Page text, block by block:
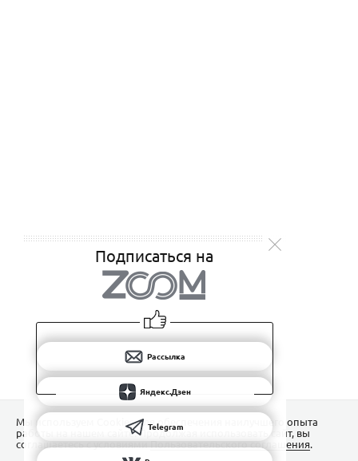
Подписаться на
Рассылка
Яндекс.Дзен
Telegram
Мы используем Сookies для обеспечения наилучшего опыта
работы на нашем сайте. Продолжая использовать сайт, вы
соглашаетесь с условиямиПользовательского соглашения.